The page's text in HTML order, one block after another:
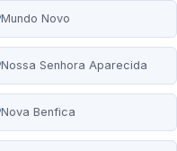
Mundo Novo
Nossa Senhora Aparecida
Nova Benfica